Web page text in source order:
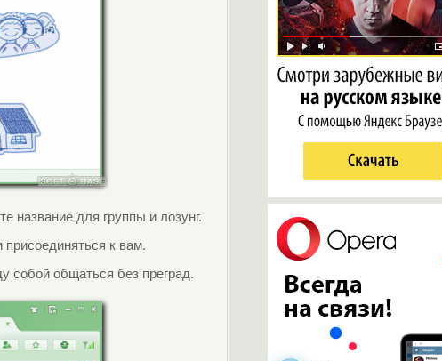
название для группы и лозунг.
к вам.
собой общаться без преград.